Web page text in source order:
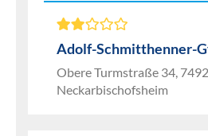
Adolf-Schmitthenner-
Obere Turmstraße 34,
Neckarbischofsheim